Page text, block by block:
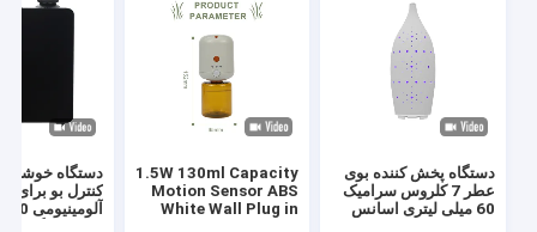
دستگاه پخش کننده بوی
عطر 7 کلروس سرامیک
60 میلی لیتری اسانس
1.5W 130ml Capacity
Motion Sensor ABS
White Wall Plug in
دستگاه خوشبو
کنترل بو برای